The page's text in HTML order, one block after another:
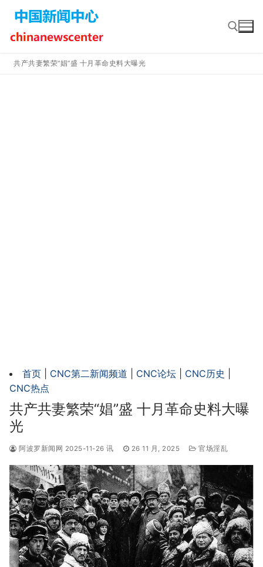
content
共产共妻繁荣“娼”盛 十月革命史料大曝光
首页 CNC第二新闻频道 CNC论坛 CNC历史
CNC热点
共产共妻繁荣“娼”盛 十月革命史料大曝
光
阿波罗新闻网 2025-11-26 讯 26 11 月, 2025 官场淫乱